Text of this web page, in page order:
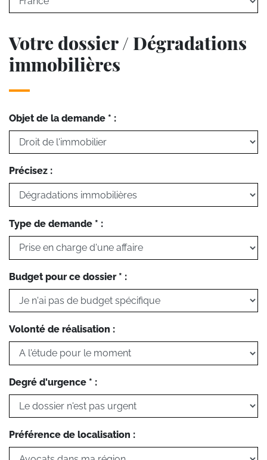
Votre dossier / Dégradations
immobilières
Objet de la demande * :
Précisez :
Type de demande * :
Budget pour ce dossier * :
Volonté de réalisation :
Degré d'urgence * :
Préférence de localisation :